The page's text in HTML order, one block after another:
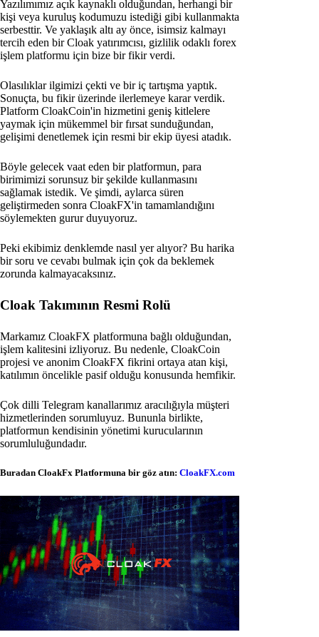
Yazılımımız açık kaynaklı olduğundan, herhangi bir
kişi veya kuruluş kodumuzu istediği gibi kullanmakta
serbesttir. Ve yaklaşık altı ay önce, isimsiz kalmayı
tercih eden bir Cloak yatırımcısı, gizlilik odaklı forex
işlem platformu için bize bir fikir verdi.
Olasılıklar ilgimizi çekti ve bir iç tartışma yaptık.
Sonuçta, bu fikir üzerinde ilerlemeye karar verdik.
Platform CloakCoin'in hizmetini geniş kitlelere
yaymak için mükemmel bir fırsat sunduğundan,
gelişimi denetlemek için resmi bir ekip üyesi atadık.
Böyle gelecek vaat eden bir platformun, para
birimimizi sorunsuz bir şekilde kullanmasını
sağlamak istedik. Ve şimdi, aylarca süren
geliştirmeden sonra CloakFX'in tamamlandığını
söylemekten gurur duyuyoruz.
Peki ekibimiz denklemde nasıl yer alıyor? Bu harika
bir soru ve cevabı bulmak için çok da beklemek
zorunda kalmayacaksınız.
Cloak Takımının Resmi Rolü
Markamız CloakFX platformuna bağlı olduğundan,
işlem kalitesini izliyoruz. Bu nedenle, CloakCoin
projesi ve anonim CloakFX fikrini ortaya atan kişi,
katılımın öncelikle pasif olduğu konusunda hemfikir.
Çok dilli Telegram kanallarımız aracılığıyla müşteri
hizmetlerinden sorumluyuz. Bununla birlikte,
platformun kendisinin yönetimi kurucularının
sorumluluğundadır.
Buradan CloakFx Platformuna bir göz atın: CloakFX.com